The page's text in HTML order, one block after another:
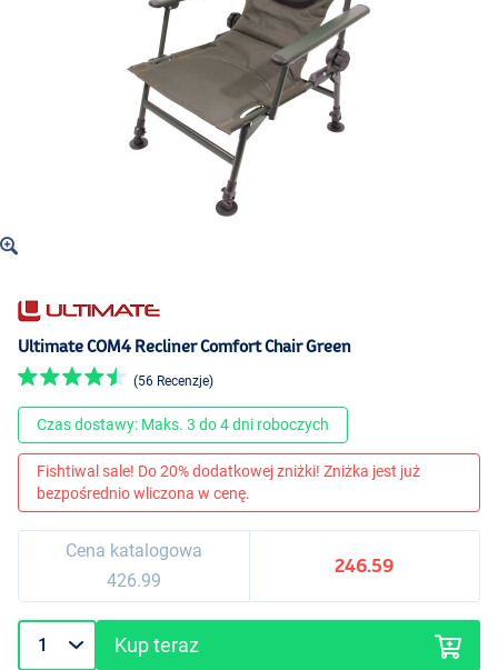
Ultimate COM4 Recliner Comfort Chair Green
(56 Recenzje)
Czas dostawy: Maks. 3 do 4 dni roboczych
Fishtiwal sale! Do 20% dodatkowej zniżki! Zniżka jest już
bezpośrednio wliczona w cenę.
Cena katalogowa
426.99
246.59
Kup teraz